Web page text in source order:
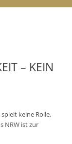
– KEIN
keine Rolle,
NRW ist zur